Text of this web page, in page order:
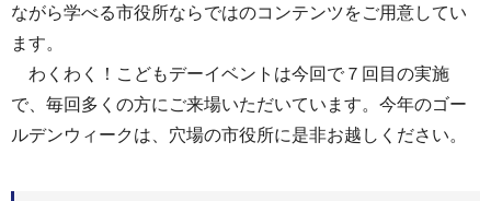
ながら学べる市役所ならではのコンテンツをご用意してい
ます。
わくわく！こどもデーイベントは今回で７回目の実施
で、毎回多くの方にご来場いただいています。今年のゴー
ルデンウィークは、穴場の市役所に是非お越しください。